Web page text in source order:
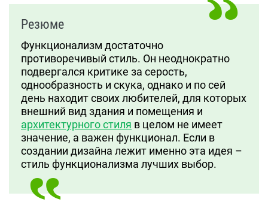
Резюме
Функционализм достаточно
противоречивый стиль. Он неоднократно
подвергался критике за серость,
однообразность и скука, однако и по сей
день находит своих любителей, для которых
внешний вид здания и помещения и
архитектурного стиля в целом не имеет
значение, а важен функционал. Если в
создании дизайна лежит именно эта идея –
стиль функционализма лучших выбор.